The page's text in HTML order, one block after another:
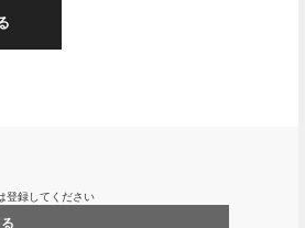
登録してください